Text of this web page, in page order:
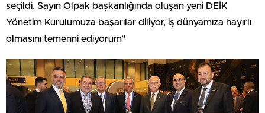
seçildi. Sayın Olpak başkanlığında oluşan yeni DEİK
Yönetim Kurulumuza başarılar diliyor, iş dünyamıza hayırlı
olmasını temenni ediyorum”